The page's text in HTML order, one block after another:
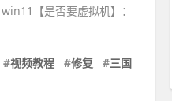
【是否要虚拟机】：
#视频教程 #修复 #三国